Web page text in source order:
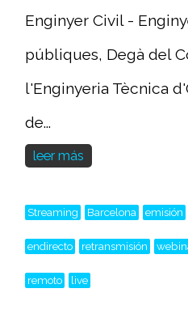
Enginyer Civil -
públiques, Degà del
l'Enginyeria Tècnica
de...
leer más
Streaming Barcelona emisión
endirecto retransmisión
remoto live